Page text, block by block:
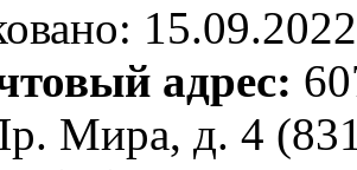
адрес:
Мира, д. 4